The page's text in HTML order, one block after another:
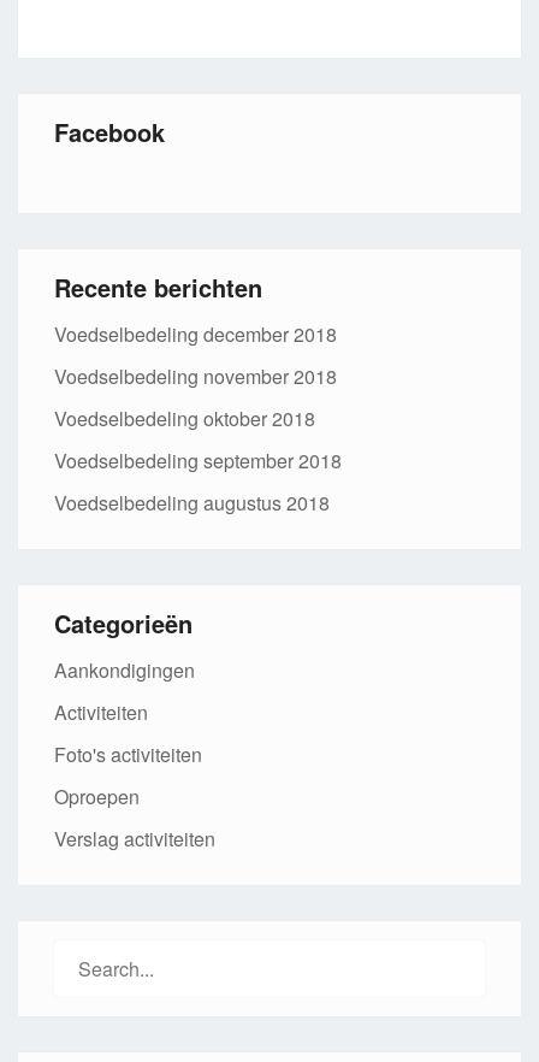
Facebook
Recente berichten
Voedselbedeling december 2018
Voedselbedeling november 2018
Voedselbedeling oktober 2018
Voedselbedeling september 2018
Voedselbedeling augustus 2018
Categorieën
Aankondigingen
Activiteiten
Foto's activiteiten
Oproepen
Verslag activiteiten
Search